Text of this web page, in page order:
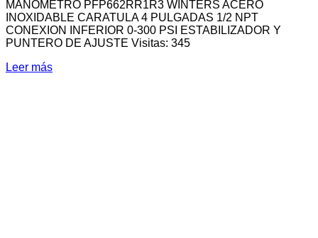
MANOMETRO PFP662RR1R3 WINTERS ACERO
INOXIDABLE CARATULA 4 PULGADAS 1/2 NPT
CONEXION INFERIOR 0-300 PSI ESTABILIZADOR Y
PUNTERO DE AJUSTE Visitas: 345
Leer más